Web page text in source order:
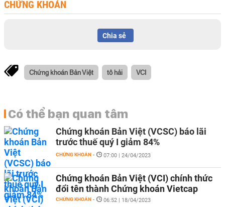
CHỨNG KHOÁN
Chia sẻ
Chứng khoán Bản Việt tô hải VCI
Có thể bạn quan tâm
Chứng khoán Bản Việt (VCSC) báo lãi
trước thuế quý I giảm 84%
CHỨNG KHOÁN - 07:00 | 24/04/2023
Chứng khoán Bản Việt (VCI) chính thức
đổi tên thành Chứng khoán Vietcap
CHỨNG KHOÁN - 06:52 | 18/04/2023